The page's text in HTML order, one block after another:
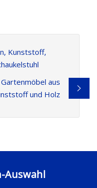
Kunststoff,
aus
und Holz
Auswahl